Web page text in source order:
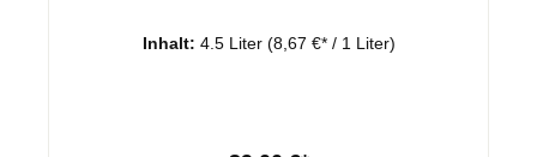
Inhalt: 4.5 Liter (8,67 €* / 1 Liter)